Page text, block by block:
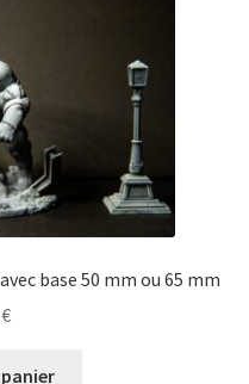
base 50 mm ou 65 mm
€